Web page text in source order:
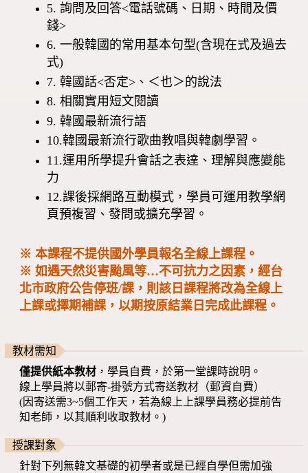
5. 詢問及回答<電話號碼、日期、時間及價
錢>
6. 一般韓國的常用基本句型(含現在式及過去
式)
7. 韓國話<否定>、＜也＞的說法
8. 相關實用短文閱讀
9. 韓國最新流行語
10.韓國最新流行歌曲教唱與韓劇學習。
11.運用所學提升會話之表達、理解與應變能
力
12.課後採網路互動模式，學員可運用教學網
頁預複習、發問或擴充學習。
※ 本課程不提供國外學員報名全線上課程。
※ 如遇天然災害颱風等…不可抗力之因素，經台
北市政府公告停班/課，則該日課程將改為全線上
上課或擇期補課，以期按原結業日完成此課程。
教材需知
僅提供紙本教材 ，學員自費，於第一堂課時說明。
線上學員將以郵寄-掛號方式寄送教材（郵資自費）
(因寄送需3~5個工作天，若為線上上課學員務必提前告
知老師，以其順利收取教材。)
授課對象
針對下列無韓文基礎的初學者或是已經自學但需加強